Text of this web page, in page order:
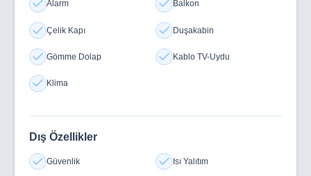
Alarm Balkon
Çelik Kapı Duşakabin
Gömme Dolap Kablo TV-Uydu
Klima
Dış Özellikler
Güvenlik Isı Yalıtım